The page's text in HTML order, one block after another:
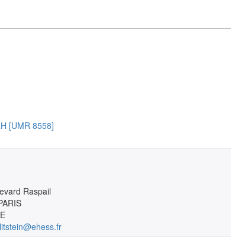
[UMR 8558]
Raspail